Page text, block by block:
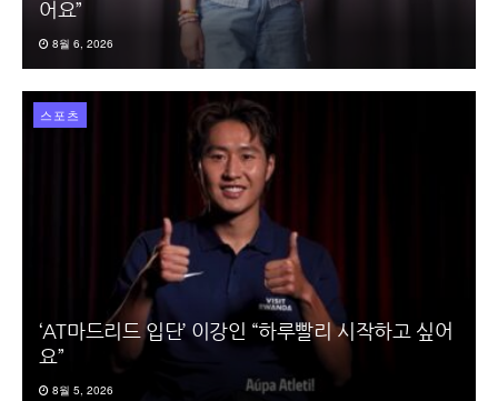
어요”
8월 6, 2026
스포츠
‘AT마드리드 입단’ 이강인 “하루빨리 시작하고 싶어
요”
8월 5, 2026